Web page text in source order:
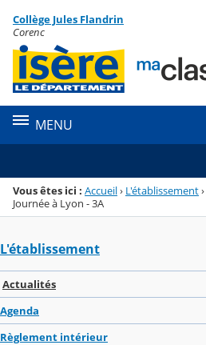
Menu de la rubrique
Contenu
Collège Jules Flandrin
Corenc
MENU
Vous êtes ici : Accueil› L'établissement›
Journée à Lyon - 3A
L'établissement
Actualités
Agenda
Règlement intérieur